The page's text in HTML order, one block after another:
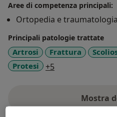
Aree di competenza principali:
Ortopedia e
Principali patologie trattate
Artrosi Frattura
Protesi
+5
Mostra